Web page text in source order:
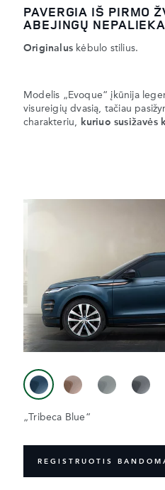
PAVERGIA IŠ PIRMO
ABEJINGŲ
Originalus kėbulo stilius.
Modelis „Evoque“ įkūnija
visureigių dvasią, tačiau
charakteriu, kuriuo susižavės
„Tribeca Blue“
REGISTRUOTIS